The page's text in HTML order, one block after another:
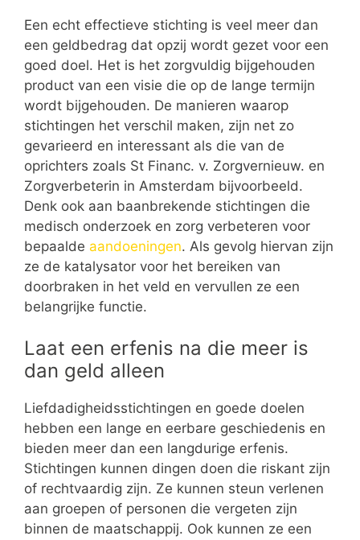
Een echt effectieve stichting is veel meer dan
een geldbedrag dat opzij wordt gezet voor een
goed doel. Het is het zorgvuldig bijgehouden
product van een visie die op de lange termijn
wordt bijgehouden. De manieren waarop
stichtingen het verschil maken, zijn net zo
gevarieerd en interessant als die van de
oprichters zoals St Financ. v. Zorgvernieuw. en
Zorgverbeterin in Amsterdam bijvoorbeeld.
Denk ook aan baanbrekende stichtingen die
medisch onderzoek en zorg verbeteren voor
bepaalde aandoeningen. Als gevolg hiervan zijn
ze de katalysator voor het bereiken van
doorbraken in het veld en vervullen ze een
belangrijke functie.
Laat een erfenis na die meer is
dan geld alleen
Liefdadigheidsstichtingen en goede doelen
hebben een lange en eerbare geschiedenis en
bieden meer dan een langdurige erfenis.
Stichtingen kunnen dingen doen die riskant zijn
of rechtvaardig zijn. Ze kunnen steun verlenen
aan groepen of personen die vergeten zijn
binnen de maatschappij. Ook kunnen ze een